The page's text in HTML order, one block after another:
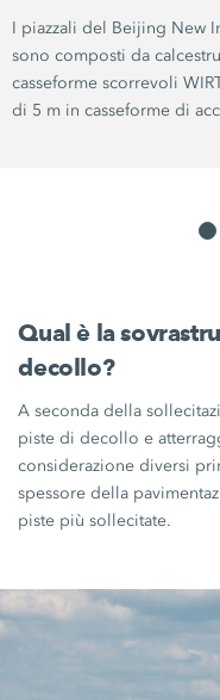
I piazzali del Beijing New
sono composti da
casseforme scorrevoli
di 5 m in casseforme di
Qual è la
decollo?
A seconda della
piste di decollo e
considerazione diversi
spessore della
piste più sollecitate.